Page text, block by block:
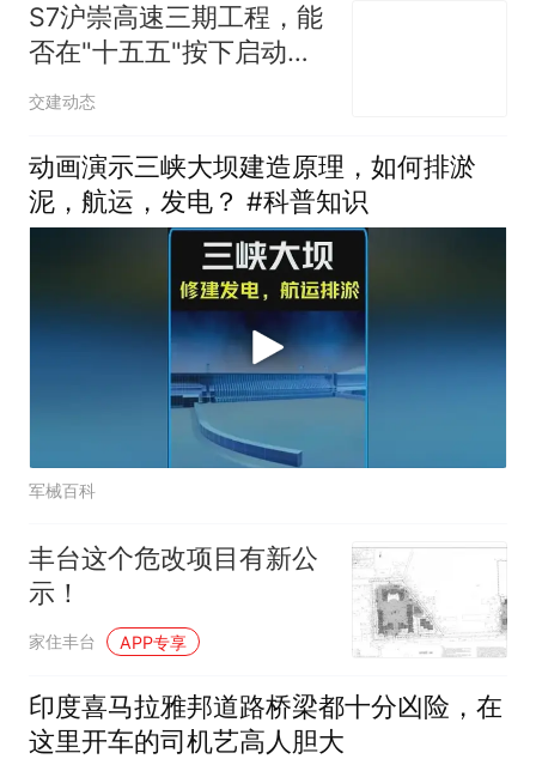
S7沪崇高速三期工程，能
否在"十五五"按下启动
键？
交建动态
动画演示三峡大坝建造原理，如何排淤
泥，航运，发电？ #科普知识
军械百科
丰台这个危改项目有新公
示！
家住丰台 APP专享
印度喜马拉雅邦道路桥梁都十分凶险，在
这里开车的司机艺高人胆大